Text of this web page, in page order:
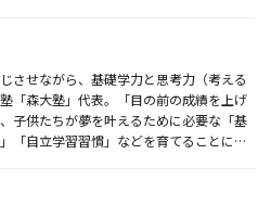
させながら、基礎学力と思考力（考える
「森大塾」代表。「目の前の成績を上げ
子供たちが夢を叶えるために必要な「基
「自立学習習慣」などを育てることに重